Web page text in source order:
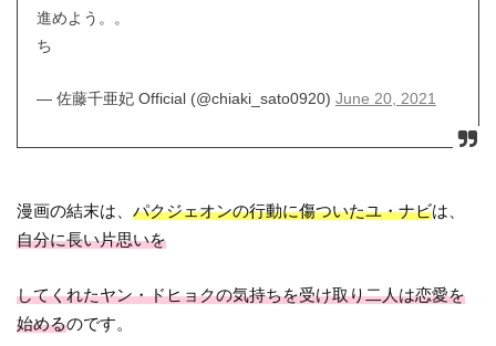
進めよう。。
ち
— 佐藤千亜妃 Official (@chiaki_sato0920) June 20, 2021
漫画の結末は、パクジェオンの行動に傷ついたユ・ナビは、
自分に長い片思いを
してくれたヤン・ドヒョクの気持ちを受け取り二人は恋愛を
始めるのです。